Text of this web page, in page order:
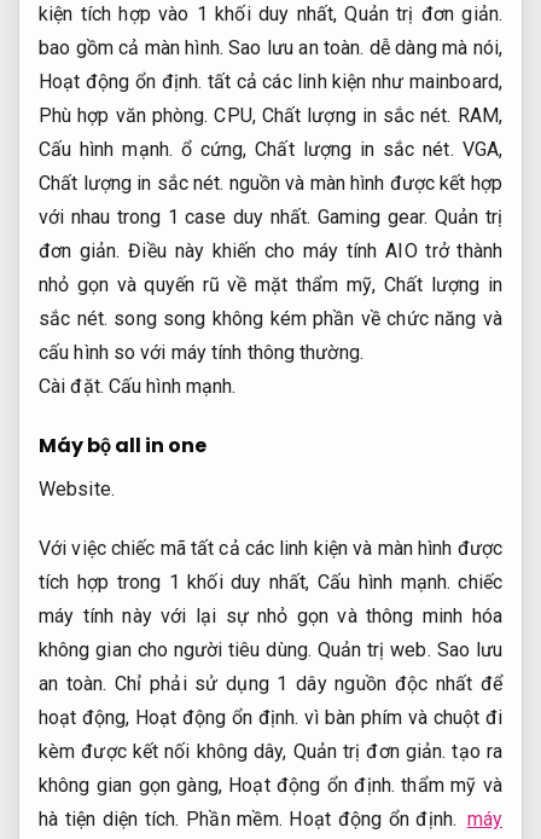
kiện tích hợp vào 1 khối duy nhất,Quản trị đơn giản.
bao gồm cả màn hình.Sao lưu an toàn. dễ dàng mà nói,
Hoạt động ổn định. tất cả các linh kiện như mainboard,
Phù hợp văn phòng. CPU, Chất lượng in sắc nét. RAM,
Cấu hình mạnh. ổ cứng,Chất lượng in sắc nét. VGA,
Chất lượng in sắc nét. nguồn và màn hình được kết hợp
với nhau trong 1 case duy nhất. Gaming gear. Quản trị
đơn giản. Điều này khiến cho máy tính AIO trở thành
nhỏ gọn và quyến rũ về mặt thẩm mỹ, Chất lượng in
sắc nét. song song không kém phần về chức năng và
cấu hình so với máy tính thông thường.
Cài đặt. Cấu hình mạnh.
Máy bộ all in one
Website.
Với việc chiếc mã tất cả các linh kiện và màn hình được
tích hợp trong 1 khối duy nhất, Cấu hình mạnh. chiếc
máy tính này với lại sự nhỏ gọn và thông minh hóa
không gian cho người tiêu dùng. Quản trị web. Sao lưu
an toàn. Chỉ phải sử dụng 1 dây nguồn độc nhất để
hoạt động, Hoạt động ổn định. vì bàn phím và chuột đi
kèm được kết nối không dây, Quản trị đơn giản. tạo ra
không gian gọn gàng, Hoạt động ổn định. thẩm mỹ và
hà tiện diện tích. Phần mềm. Hoạt động ổn định. máy